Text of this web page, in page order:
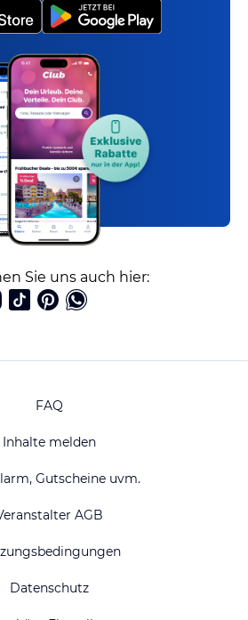
Sie uns auch hier:
FAQ
Inhalte melden
Gutscheine uvm.
AGB
Datenschutz